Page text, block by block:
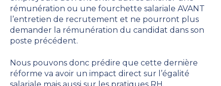
rémunération ou une fourchette salariale AVANT
l’entretien de recrutement et ne pourront plus
demander la rémunération du candidat dans son
poste précédent.
Nous pouvons donc prédire que cette dernière
réforme va avoir un impact direct sur l’égalité
salariale mais aussi sur les pratiques RH.